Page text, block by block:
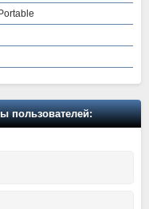
пользователей: